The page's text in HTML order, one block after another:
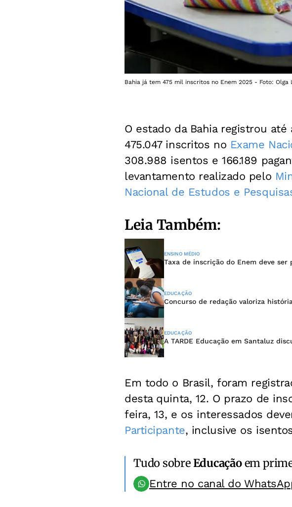
Bahia já tem 475 mil inscritos no Enem 2025 - Foto: Olga
O estado da Bahia registrou
475.047 inscritos no Exame
308.988 isentos e 166.189
levantamento realizado pelo
Nacional de Estudos e
Leia Também:
ENSINO MÉDIO
Taxa de inscrição do Enem deve
EDUCAÇÃO
Concurso de redação valoriza
EDUCAÇÃO
A TARDE Educação em Santaluz
Em todo o Brasil, foram
desta quinta, 12. O prazo de
feira, 13, e os interessados
Participante, inclusive os
Tudo sobreEducaçãoem
Entre no canal do